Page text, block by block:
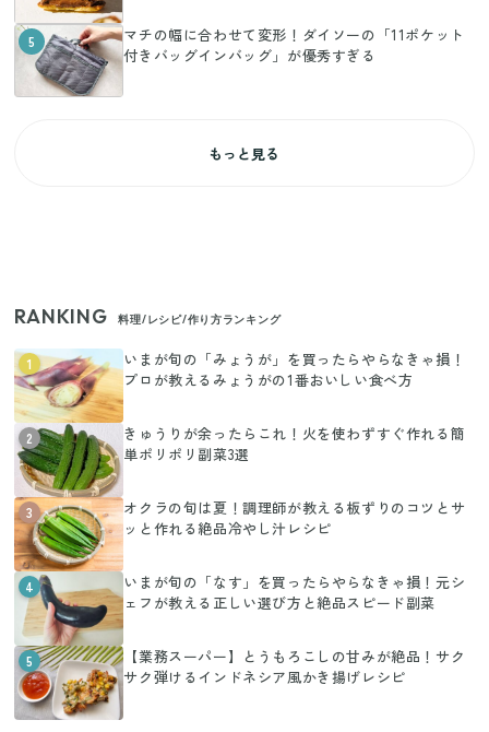
5
マチの幅に合わせて変形！ダイソーの「11ポケット
付きバッグインバッグ」が優秀すぎる
もっと見る
RANKING 料理/レシピ/作り方ランキング
1
いまが旬の「みょうが」を買ったらやらなきゃ損！
プロが教えるみょうがの1番おいしい食べ方
2
きゅうりが余ったらこれ！火を使わずすぐ作れる簡
単ポリポリ副菜3選
3
オクラの旬は夏！調理師が教える板ずりのコツとサ
ッと作れる絶品冷やし汁レシピ
4
いまが旬の「なす」を買ったらやらなきゃ損！元シ
ェフが教える正しい選び方と絶品スピード副菜
5
【業務スーパー】とうもろこしの甘みが絶品！サク
サク弾けるインドネシア風かき揚げレシピ